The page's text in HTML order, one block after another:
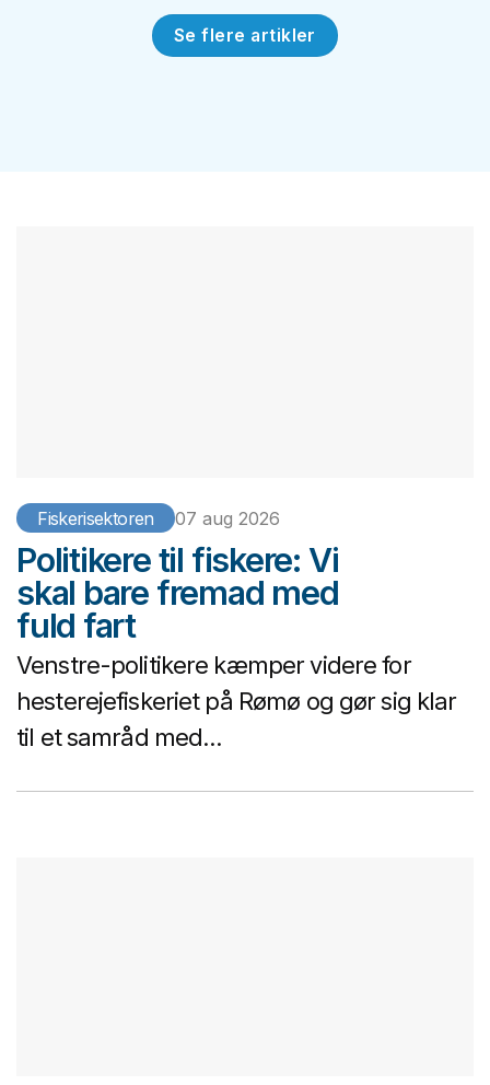
Se flere artikler
Fiskerisektoren 07 aug 2026
Politikere til fiskere: Vi
skal bare fremad med
fuld fart
Venstre-politikere kæmper videre for
hesterejefiskeriet på Rømø og gør sig klar
til et samråd med...